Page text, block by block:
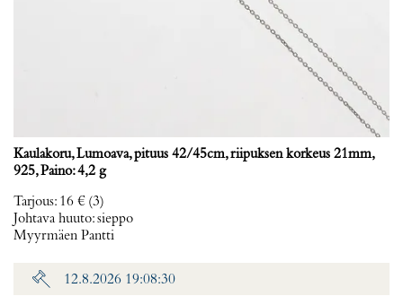
Kaulakoru, Lumoava, pituus 42/45cm, riipuksen korkeus 21mm,
925, Paino: 4,2 g
Tarjous: 16 € (3)
Johtava huuto:sieppo
Myyrmäen Pantti
12.8.2026 19:08:30